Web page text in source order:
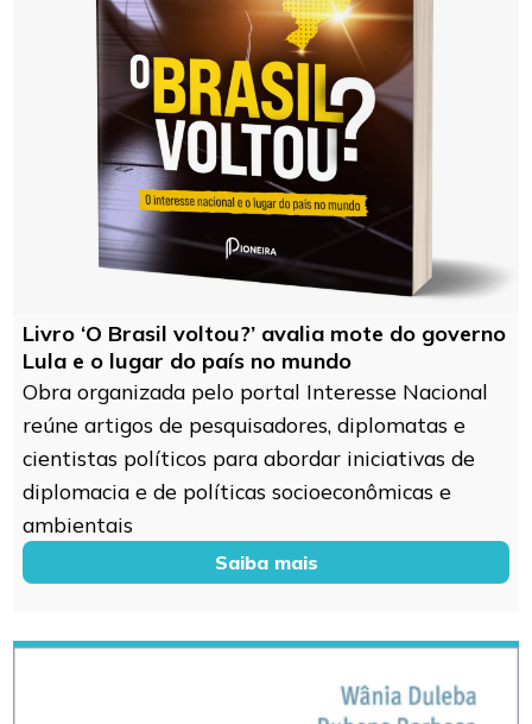
Livro ‘O Brasil voltou?’ avalia mote do governo
Lula e o lugar do país no mundo
Obra organizada pelo portal Interesse Nacional
reúne artigos de pesquisadores, diplomatas e
cientistas políticos para abordar iniciativas de
diplomacia e de políticas socioeconômicas e
ambientais
Saiba mais